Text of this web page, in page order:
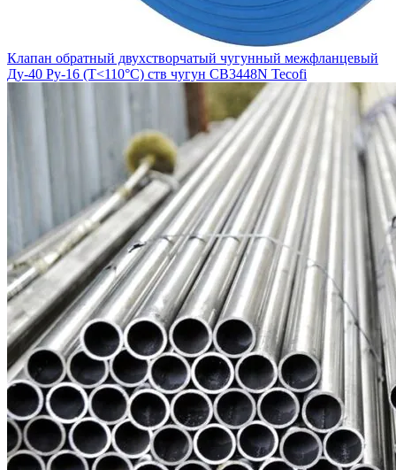
Клапан обратный двухстворчатый чугунный межфланцевый
Ду-40 Ру-16 (Т<110°С) ств чугун CB3448N Tecofi